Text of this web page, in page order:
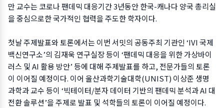
만 교수는 코로나 팬데믹 대응기간 3년동안 한국-캐나다 양국 총리실
을 중심으로한 국가적인 협력을 주도한 학자이다.
첫날 주제발표와 토론에서는 이번 서밋의 공동주최 기관인 ‘IVI 국제
백신연구소’의 김재욱 연구실장 등이 ‘팬데믹 대응을 위한 가상바이
러스 및 AI 활용 방안’ 등에 대해 주제발표를 하고, 전문가들의 토론
이 이어질 예정이다. 이어 울산과학기술대학(UNIST) 이상준 생명
과학과 교수 등이 ‘빅테이터/분자 데이터 기반의 팬데믹 분석과 AI 대
전환 솔루션’을 주제로 발표 및 석학들의 토론이 이어질 예정이다.